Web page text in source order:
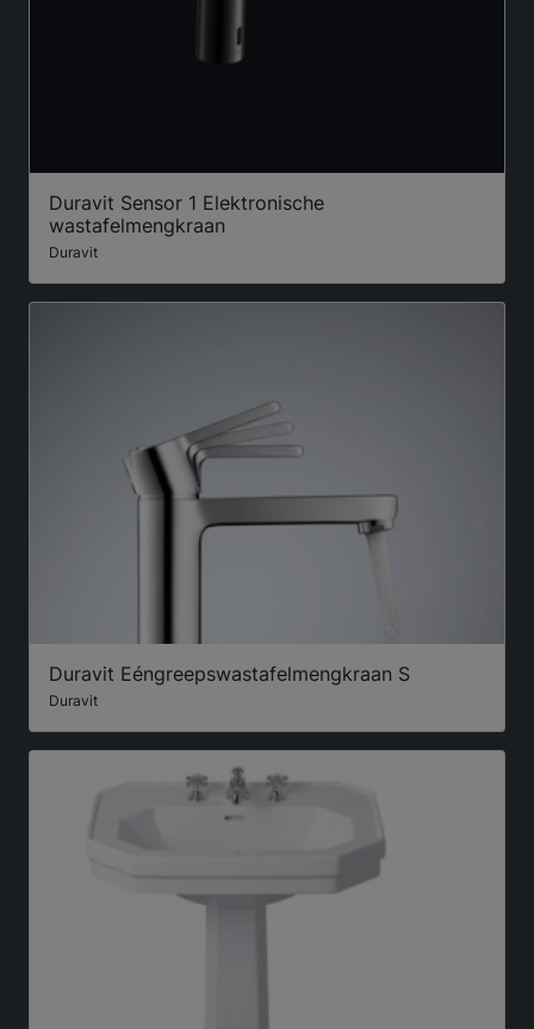
Duravit Sensor 1 Elektronische
wastafelmengkraan
Duravit
Duravit Eéngreepswastafelmengkraan S
Duravit